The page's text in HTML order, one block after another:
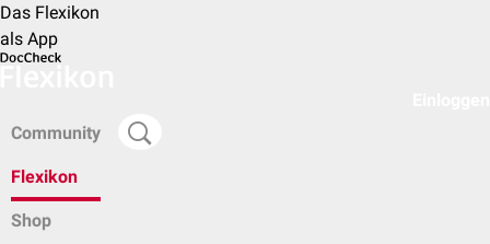
Das Flexikon
als App
Community
Flexikon
Shop